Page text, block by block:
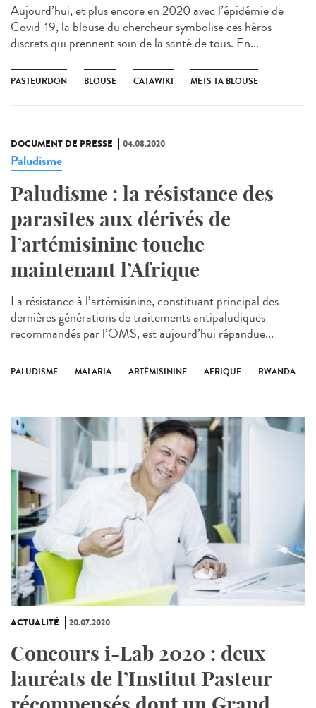
Aujourd’hui, et plus encore en 2020 avec l’épidémie de
Covid-19, la blouse du chercheur symbolise ces héros
discrets qui prennent soin de la santé de tous. En...
PASTEURDON BLOUSE CATAWIKI METS TA BLOUSE
DOCUMENT DE PRESSE 04.08.2020
Paludisme
Paludisme : la résistance des
parasites aux dérivés de
l’artémisinine touche
maintenant l’Afrique
La résistance à l’artémisinine, constituant principal des
dernières générations de traitements antipaludiques
recommandés par l’OMS, est aujourd’hui répandue...
PALUDISME MALARIA ARTÉMISININE AFRIQUE RWANDA
ACTUALITÉ 20.07.2020
Concours i-Lab 2020 : deux
lauréats de l’Institut Pasteur